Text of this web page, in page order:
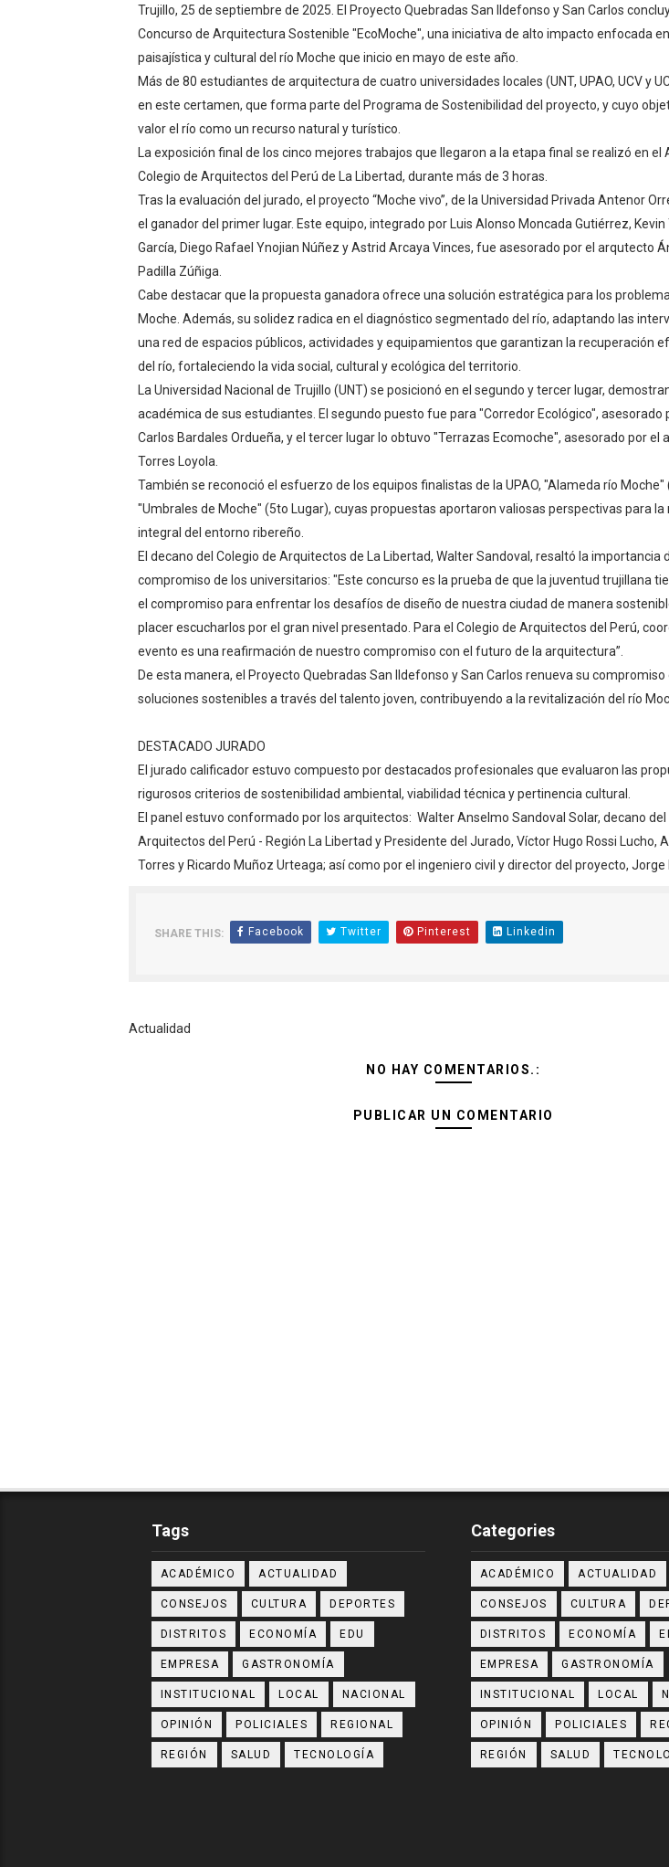
Cuatro iniciativas del OSIPTEL alcanzaron la calificación de
Trujillo, 25 de septiembre de 2025. El Proyecto Quebradas San Ildefonso y San Carlos
Concurso de Arquitectura Sostenible "EcoMoche", una iniciativa de alto impacto enfocada
paisajística y cultural del río Moche que inicio en mayo de este año.
Más de 80 estudiantes de arquitectura de cuatro universidades locales (UNT, UPAO, UCV y
en este certamen, que forma parte del Programa de Sostenibilidad del proyecto, y cuyo
valor el río como un recurso natural y turístico.
La exposición final de los cinco mejores trabajos que llegaron a la etapa final se realizó en el
Colegio de Arquitectos del Perú de La Libertad, durante más de 3 horas.
Tras la evaluación del jurado, el proyecto “Moche vivo”, de la Universidad Privada Antenor
el ganador del primer lugar. Este equipo, integrado por Luis Alonso Moncada Gutiérrez, Kevin
García, Diego Rafael Ynojian Núñez y Astrid Arcaya Vinces, fue asesorado por el arqutecto
Padilla Zúñiga.
Cabe destacar que la propuesta ganadora ofrece una solución estratégica para los
Moche. Además, su solidez radica en el diagnóstico segmentado del río, adaptando las
una red de espacios públicos, actividades y equipamientos que garantizan la recuperación
del río, fortaleciendo la vida social, cultural y ecológica del territorio.
La Universidad Nacional de Trujillo (UNT) se posicionó en el segundo y tercer lugar,
académica de sus estudiantes. El segundo puesto fue para "Corredor Ecológico", asesorado
Carlos Bardales Ordueña, y el tercer lugar lo obtuvo "Terrazas Ecomoche", asesorado por el
Torres Loyola.
También se reconoció el esfuerzo de los equipos finalistas de la UPAO, "Alameda río Moche"
"Umbrales de Moche" (5to Lugar), cuyas propuestas aportaron valiosas perspectivas para la
integral del entorno ribereño.
El decano del Colegio de Arquitectos de La Libertad, Walter Sandoval, resaltó la importancia
compromiso de los universitarios: "Este concurso es la prueba de que la juventud trujillana
el compromiso para enfrentar los desafíos de diseño de nuestra ciudad de manera
placer escucharlos por el gran nivel presentado. Para el Colegio de Arquitectos del Perú,
evento es una reafirmación de nuestro compromiso con el futuro de la arquitectura”.
De esta manera, el Proyecto Quebradas San Ildefonso y San Carlos renueva su
soluciones sostenibles a través del talento joven, contribuyendo a la revitalización del río
DESTACADO JURADO
El jurado calificador estuvo compuesto por destacados profesionales que evaluaron las
rigurosos criterios de sostenibilidad ambiental, viabilidad técnica y pertinencia cultural.
El panel estuvo conformado por los arquitectos: Walter Anselmo Sandoval Solar, decano del
Arquitectos del Perú - Región La Libertad y Presidente del Jurado, Víctor Hugo Rossi Lucho,
Torres y Ricardo Muñoz Urteaga; así como por el ingeniero civil y director del proyecto, Jorge
SHARE THIS: Facebook Twitter Pinterest Linkedin
Actualidad
NO HAY COMENTARIOS.:
PUBLICAR UN COMENTARIO
Tags
ACADÉMICO ACTUALIDAD
CONSEJOS CULTURA DEPORTES
DISTRITOS ECONOMÍA EDU
EMPRESA GASTRONOMÍA
INSTITUCIONAL LOCAL NACIONAL
OPINIÓN POLICIALES REGIONAL
REGIÓN SALUD TECNOLOGÍA
Categories
ACADÉMICO ACTUALIDAD
CONSEJOS CULTURA
DISTRITOS ECONOMÍA
EMPRESA GASTRONOMÍA
INSTITUCIONAL LOCAL
OPINIÓN POLICIALES
REGIÓN SALUD